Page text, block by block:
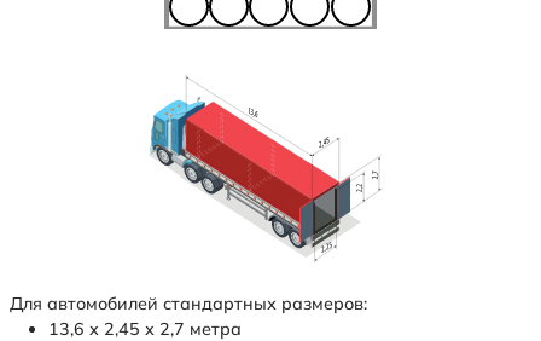
Для автомобилей стандартных размеров:
13,6 х 2,45 х 2,7 метра